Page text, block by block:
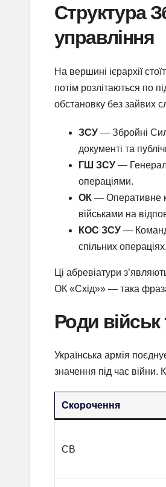
Структура
управління
На вершині ієрархії
потім розлітаються по
обстановку без зайвих
ЗСУ — Збройні
документі та
ГШ ЗСУ —
операціями.
ОК — Оперативне
військами на
КОС ЗСУ —
спільних операціях.
Ці абревіатури
ОК «Схід»» — така
Роди
Українська армія
значення під час війни.
Скорочення
СВ